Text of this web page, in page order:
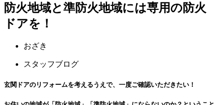
防火地域と準防火地域には専用の防火
ドアを！
おざき
スタッフブログ
玄関ドアのリフォームを考えるうえで、一度ご確認いただきたい！